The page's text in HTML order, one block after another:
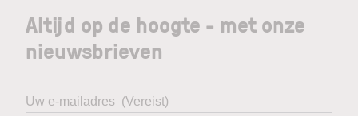
Altijd op de hoogte - met onze
nieuwsbrieven
Uw e-mailadres (Vereist)